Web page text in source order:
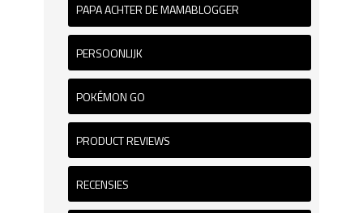
PAPA ACHTER DE MAMABLOGGER
PERSOONLIJK
POKÉMON GO
PRODUCT REVIEWS
RECENSIES